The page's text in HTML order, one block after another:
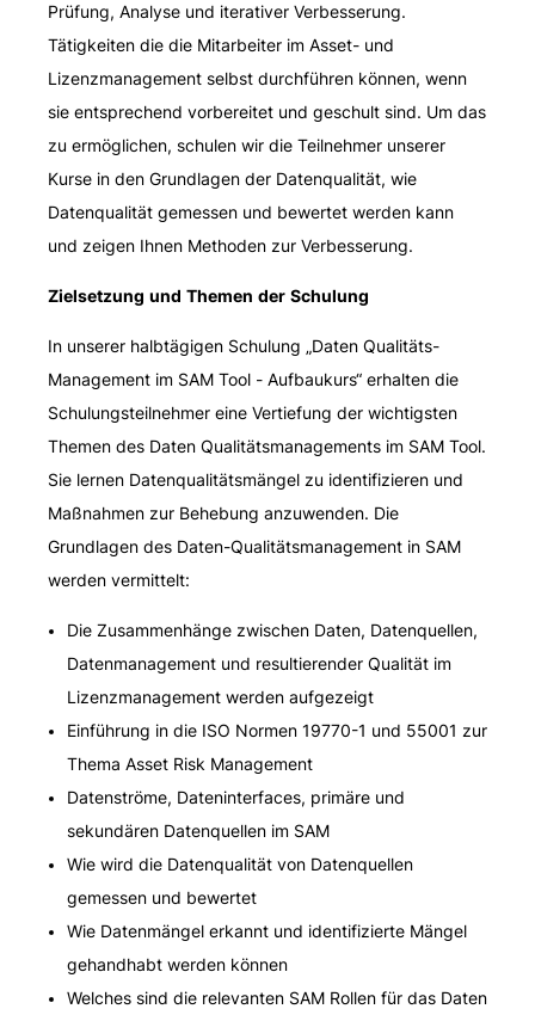
Prüfung, Analyse und iterativer Verbesserung.
Tätigkeiten die die Mitarbeiter im Asset- und
Lizenzmanagement selbst durchführen können, wenn
sie entsprechend vorbereitet und geschult sind. Um das
zu ermöglichen, schulen wir die Teilnehmer unserer
Kurse in den Grundlagen der Datenqualität, wie
Datenqualität gemessen und bewertet werden kann
und zeigen Ihnen Methoden zur Verbesserung.
Zielsetzung und Themen der Schulung
In unserer halbtägigen Schulung „Daten Qualitäts-
Management im SAM Tool - Aufbaukurs“ erhalten die
Schulungsteilnehmer eine Vertiefung der wichtigsten
Themen des Daten Qualitätsmanagements im SAM Tool.
Sie lernen Datenqualitätsmängel zu identifizieren und
Maßnahmen zur Behebung anzuwenden. Die
Grundlagen des Daten-Qualitätsmanagement in SAM
werden vermittelt:
Die Zusammenhänge zwischen Daten, Datenquellen,
Datenmanagement und resultierender Qualität im
Lizenzmanagement werden aufgezeigt
Einführung in die ISO Normen 19770-1 und 55001 zur
Thema Asset Risk Management
Datenströme, Dateninterfaces, primäre und
sekundären Datenquellen im SAM
Wie wird die Datenqualität von Datenquellen
gemessen und bewertet
Wie Datenmängel erkannt und identifizierte Mängel
gehandhabt werden können
Welches sind die relevanten SAM Rollen für das Daten